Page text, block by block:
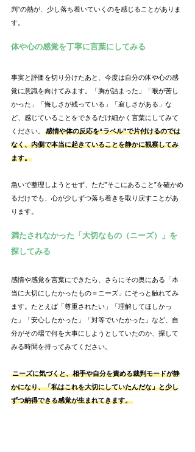
判”の熱が、少し落ち着いていくのを感じることがありま
す。
体や心の感覚を丁寧に言葉にしてみる
事実と評価を切り分けたあと、今度は自分の体や心の感
覚に意識を向けてみます。「胸が詰まった」「喉が苦し
かった」「悔しさが残っている」「寂しさがある」な
ど、感じていることをできるだけ細かく言葉にしてみて
ください。
感情や体の反応を“ラベル”で片付けるのでは
なく、内側で本当に起きていることを静かに観察してみ
ます。
急いで整理しようとせず、ただ”そこにあること”を確かめ
るだけでも、心が少しずつ落ち着きを取り戻すことがあ
ります。
満たされなかった「大切なもの（ニーズ）」を
探してみる
感情や感覚を言葉にできたら、さらにその奥にある「本
当に大切にしたかったもの＝ニーズ」にそっと触れてみ
ます。たとえば「尊重されたい」「理解してほしかっ
た」「安心したかった」「対等でいたかった」など、自
分がその場で何を大事にしようとしていたのか、探して
みる時間を持ってみてください。
ニーズに気づくと、相手や自分を責める裁判モードが静
かになり、「私はこれを大切にしていたんだな」と少し
ずつ納得できる感覚が生まれてきます。